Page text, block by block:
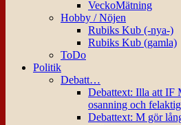
VeckoMätning
Hobby / Nöjen
Rubiks Kub (-nya-)
Rubiks Kub (gamla)
ToDo
Politik
Debatt…
Debattext: Illa att IF
osanning och
Debattext: M gör